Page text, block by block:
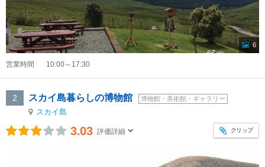
6
営業時間 10:00～17:30
2 スカイ島暮らしの博物館 博物館・美術館・ギャラリー
スカイ島
3.03 評価詳細 クリップ